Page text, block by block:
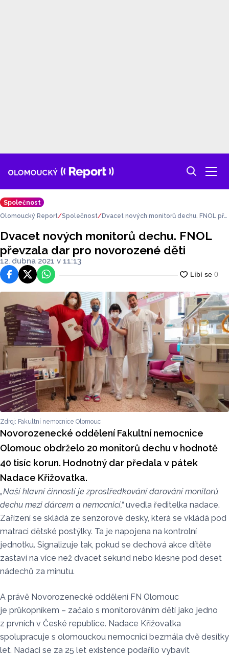
Společnost
Olomoucký Report Společnost
Dvacet nových monitorů dechu. FNOL pře
Dvacet nových monitorů dechu. FNOL
převzala dar pro novorozené děti
12. dubna 2021 v 11:13
FacebookPlatforma X
WhatsApp
Zdroj: Fakultní nemocnice Olomouc
Novorozenecké oddělení Fakultní nemocnice
Olomouc obdrželo 20 monitorů dechu v hodnotě
40 tisíc korun. Hodnotný dar předala v pátek
Nadace Křižovatka.
„Naší hlavní činností je zprostředkování darování monitorů
dechu mezi dárcem a nemocnicí,“uvedla ředitelka nadace.
Zařízení se skládá ze senzorové desky, která se vkládá pod
matraci dětské postýlky. Ta je napojena na kontrolní
jednotku. Signalizuje tak, pokud se dechová akce dítěte
zastaví na více než dvacet sekund nebo klesne pod deset
nádechů za minutu.
A právě Novorozenecké oddělení FN Olomouc
je průkopníkem – začalo s monitorováním dětí jako jedno
z prvních v České republice. Nadace Křižovatka
spolupracuje s olomouckou nemocnicí bezmála dvě desítky
let. Nadaci se za 25 let existence podařilo vybavit